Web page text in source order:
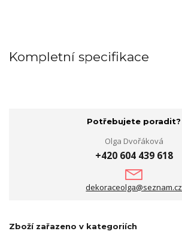
Kompletní specifikace
Potřebujete poradit?
Olga Dvořáková
+420 604 439 618
dekoraceolga@seznam.cz
Zboží zařazeno v kategoriích